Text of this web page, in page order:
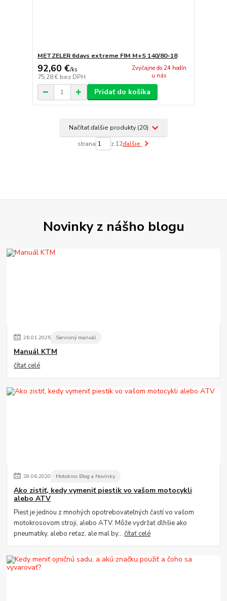
METZELER 6days extreme FIM M+S 140/80-18
92,60 €/ks
75,28 € bez DPH
Zvyčajne do 24 hodín
u nás
Pridať do košíka
Načítať ďalšie produkty (20)
strana z 12ďalšie
Novinky z nášho blogu
26.01.2025 Servisný manuál
Manuál KTM
čítať celé
28.06.2020 Motokros Blog a Novinky
Ako zistiť, kedy vymeniť piestik vo vašom motocykli
alebo ATV
Piest je jednou z mnohých opotrebovateľných častí vo vašom
motokrosovom stroji, alebo ATV. Môže vydržať dlhšie ako
pneumatiky, alebo reťaz, ale mal by...čítať celé